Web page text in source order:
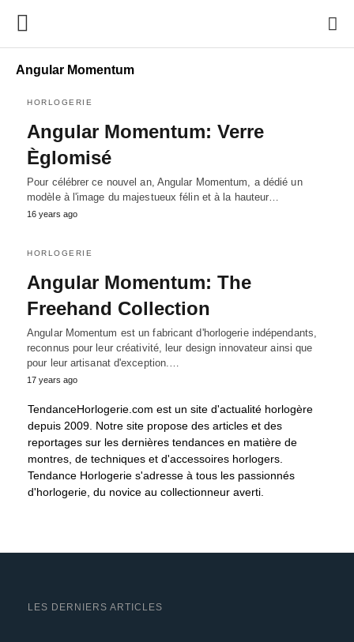
Angular Momentum
HORLOGERIE
Angular Momentum: Verre
Èglomisé
Pour célébrer ce nouvel an, Angular Momentum, a dédié un
modèle à l'image du majestueux félin et à la hauteur…
16 years ago
HORLOGERIE
Angular Momentum: The
Freehand Collection
Angular Momentum est un fabricant d'horlogerie indépendants,
reconnus pour leur créativité, leur design innovateur ainsi que
pour leur artisanat d'exception.…
17 years ago
TendanceHorlogerie.com est un site d'actualité horlogère
depuis 2009. Notre site propose des articles et des
reportages sur les dernières tendances en matière de
montres, de techniques et d'accessoires horlogers.
Tendance Horlogerie s'adresse à tous les passionnés
d'horlogerie, du novice au collectionneur averti.
LES DERNIERS ARTICLES